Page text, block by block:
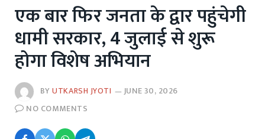
एक बार फिर जनता के द्वार पहुंचेगी
धामी सरकार, 4 जुलाई से शुरू
होगा विशेष अभियान
BYUTKARSH JYOTI
JUNE 30, 2026
NO COMMENTS